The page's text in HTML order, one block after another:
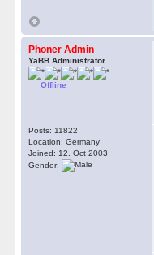
Phoner Admin
YaBB Administrator
Offline
Posts: 11822
Location: Germany
Joined: 12. Oct 2003
Gender: